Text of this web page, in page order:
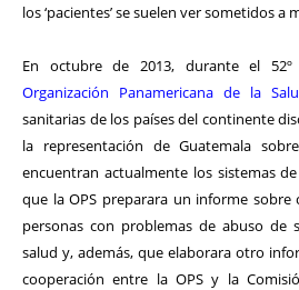
los ‘pacientes’ se suelen ver sometidos
En octubre de 2013, durante el
Organización Panamericana de la
sanitarias de los países del continente
la representación de Guatemala
encuentran actualmente los sistemas
que la OPS preparara un informe
personas con problemas de abuso de
salud y, además, que elaborara otro
cooperación entre la OPS y la